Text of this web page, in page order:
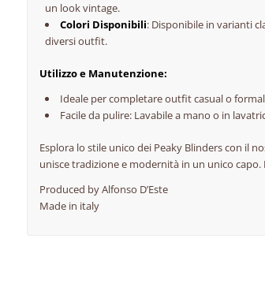
un look vintage.
Colori Disponibili: Disponibile in varianti
diversi outfit.
Utilizzo e Manutenzione:
Ideale per completare outfit casual o
Facile da pulire: Lavabile a mano o in
Esplora lo stile unico dei Peaky Blinders con il
unisce tradizione e modernità in un unico
Produced by Alfonso D’Este
Made in italy